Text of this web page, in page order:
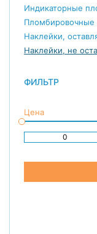
Индикаторные
Пломбировочные
Наклейки,
Наклейки, не
ФИЛЬТР
Цена